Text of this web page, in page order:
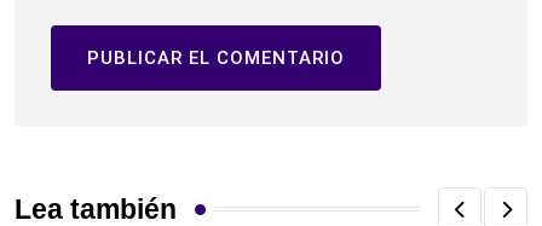
Lea también